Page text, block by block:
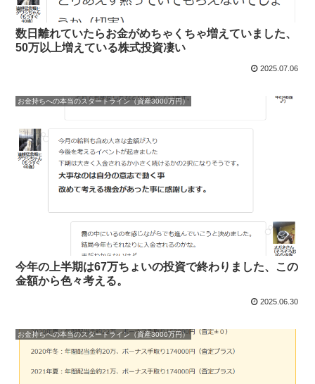
数日離れていたらお金がめちゃくちゃ増えていました、
50万以上増えている株式投資凄い
2025.07.06
お金持ちへの本当のスタートライン（資産3000万円）
今年の上半期は67万ちょいの投資で終わりました、この
金額から色々考える。
2025.06.30
お金持ちへの本当のスタートライン（資産3000万円）